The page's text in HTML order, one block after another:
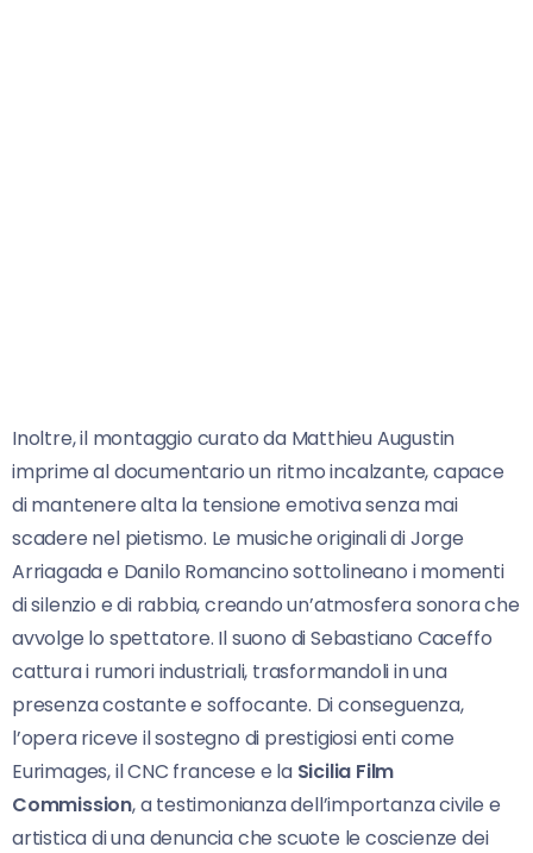
Inoltre, il montaggio curato da Matthieu Augustin
imprime al documentario un ritmo incalzante, capace
di mantenere alta la tensione emotiva senza mai
scadere nel pietismo. Le musiche originali di Jorge
Arriagada e Danilo Romancino sottolineano i momenti
di silenzio e di rabbia, creando un’atmosfera sonora che
avvolge lo spettatore. Il suono di Sebastiano Caceffo
cattura i rumori industriali, trasformandoli in una
presenza costante e soffocante. Di conseguenza,
l’opera riceve il sostegno di prestigiosi enti come
Eurimages, il CNC francese e la Sicilia Film
Commission, a testimonianza dell’importanza civile e
artistica di una denuncia che scuote le coscienze dei